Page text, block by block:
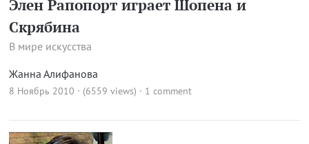
Элен Рапопорт играет Шопена и
Скрябина
В мире искусства
Жанна Алифанова
8 Ноябрь 2010 · (6559 views) · 1 comment